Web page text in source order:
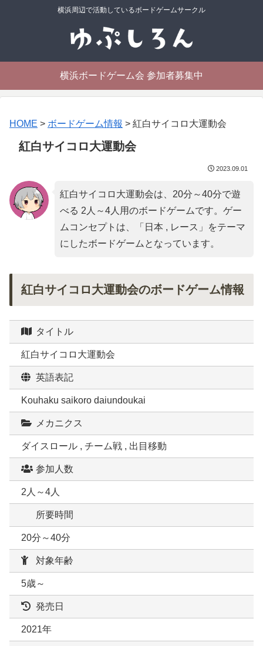
横浜周辺で活動しているボードゲームサークル
横浜ボードゲーム会 参加者募集中
HOME > ボードゲーム情報 > 紅白サイコロ大運動会
紅白サイコロ大運動会
2023.09.01
紅白サイコロ大運動会は、20分～40分で遊
べる 2人～4人用のボードゲームです。ゲー
ムコンセプトは、「 日本 , レース 」をテーマ
にしたボードゲームとなっています。
紅白サイコロ大運動会のボードゲーム情報
タイトル
紅白サイコロ大運動会
英語表記
Kouhaku saikoro daiundoukai
メカニクス
ダイスロール , チーム戦 , 出目移動
参加人数
2人～4人
所要時間
20分～40分
対象年齢
5歳～
発売日
2021年